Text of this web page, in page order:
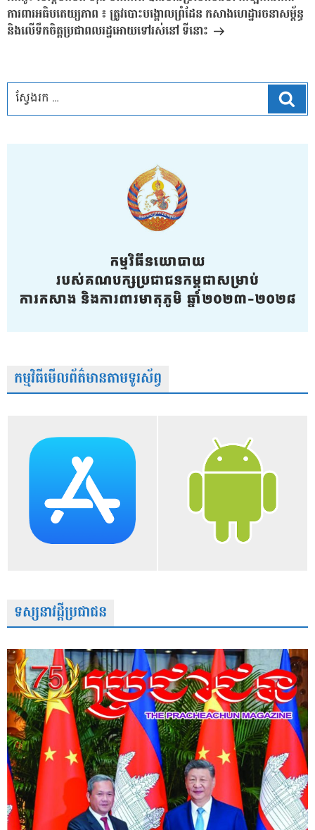
ការពារអធិបតេយ្យភាព ៖ ត្រូវបោះបង្គោលព្រំដែន កសាងហេដ្ឋារចនាសម្ព័ន្ធ
និងលើទឹកចិត្តប្រជាពលរដ្ឋអោយទៅរស់នៅ ទីនោះ
កម្មវិធីមើលព័ត៌មានតាមទូរស័ព្វ
ទស្សនាវដ្តីប្រជាជន